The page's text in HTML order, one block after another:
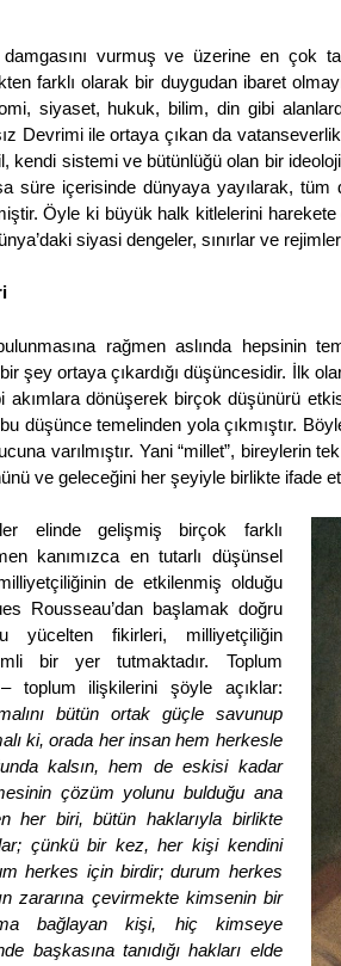
vurmuş ve üzerine en çok
farklı olarak bir duygudan ibaret
siyaset, hukuk, bilim, din gibi
Devrimi ile ortaya çıkan da
kendi sistemi ve bütünlüğü olan bir
süre içerisinde dünyaya yayılarak,
Öyle ki büyük halk kitlelerini
siyasi dengeler, sınırlar ve
rağmen aslında hepsinin
şey ortaya çıkardığı düşüncesidir. İlk
dönüşerek birçok düşünürü
düşünce temelinden yola çıkmıştır.
varılmıştır. Yani “millet”, bireylerin
ve geleceğini her şeyiyle birlikte ifade
elinde gelişmiş birçok farklı
kanımızca en tutarlı düşünsel
de etkilenmiş olduğu
Rousseau’dan başlamak doğru
yücelten fikirleri, milliyetçiliğin
bir yer tutmaktadır. Toplum
toplum ilişkilerini şöyle açıklar:
bütün ortak güçle savunup
ki, orada her insan hem herkesle
kalsın, hem de eskisi kadar
çözüm yolunu bulduğu ana
her biri, bütün haklarıyla birlikte
çünkü bir kez, her kişi kendini
herkes için birdir; durum herkes
zararına çevirmekte kimsenin bir
bağlayan kişi, hiç kimseye
başkasına tanıdığı hakları elde